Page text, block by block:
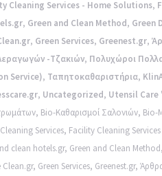
Cleaning Services - Home Solutions,
, Green and Clean Method, Green
, Green Services, Greenest.gr,
-Τζακιών, Πολυχώροι
Service), Ταπητοκαθαριστήρια,
, Uncategorized, Utensil Care
, Bio-Καθαρισμοί Σαλονιών, Bio-
Services, Facility Cleaning
clean hotels.gr, Green and Clean Method,
Clean.gr, Green Services, Greenest.gr,